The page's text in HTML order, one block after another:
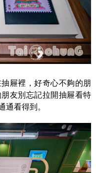
屜裡，好奇心不夠的朋
友別忘記拉開抽屜看特
通看得到。